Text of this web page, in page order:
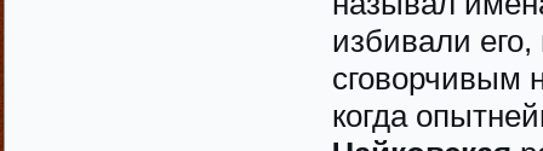
избивали
сговорчивым
когда